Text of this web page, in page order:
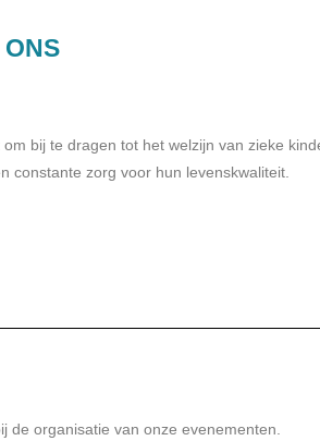
ONS
bij te dragen tot het welzijn van zieke
constante zorg voor hun levenskwaliteit.
de organisatie van onze evenementen.